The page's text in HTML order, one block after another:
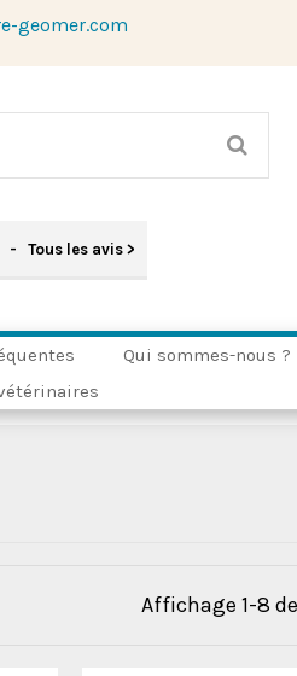
geomer.com
- Tous les avis >
Qui sommes-nous ?
Affichage 1-8